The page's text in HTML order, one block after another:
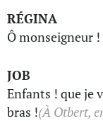
RÉGINA
Ô monseigneur !
JOB
Enfants ! que je
bras !(À Otbert,